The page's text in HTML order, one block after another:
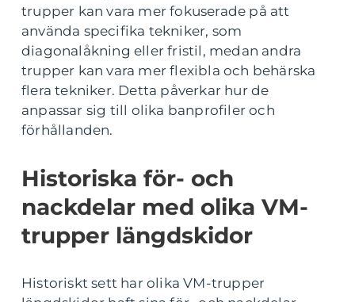
trupper kan vara mer fokuserade på att
använda specifika tekniker, som
diagonalåkning eller fristil, medan andra
trupper kan vara mer flexibla och behärska
flera tekniker. Detta påverkar hur de
anpassar sig till olika banprofiler och
förhållanden.
Historiska för- och
nackdelar med olika VM-
trupper längdskidor
Historiskt sett har olika VM-trupper